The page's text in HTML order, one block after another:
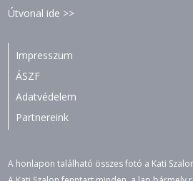
Útvonal ide >>
Impresszum
ÁSZF
Adatvédelem
Partnereink
A honlapon található összes fotó a Kati